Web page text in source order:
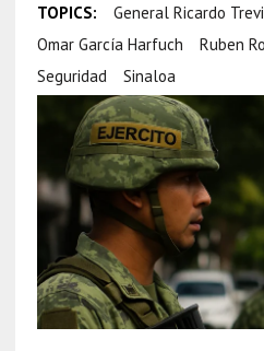
TOPICS:
General Ricardo
Omar García Harfuch
Ruben
Seguridad
Sinaloa